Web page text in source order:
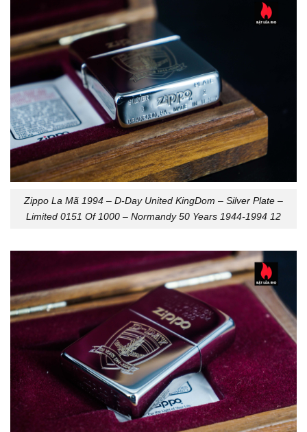
Zippo La Mã 1994 – D-Day United KingDom – Silver Plate –
Limited 0151 Of 1000 – Normandy 50 Years 1944-1994 12